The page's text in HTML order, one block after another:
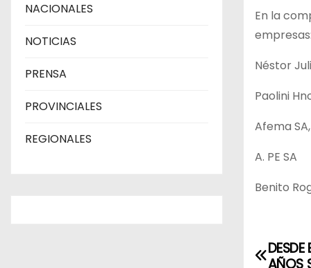
NACIONALES
NOTICIAS
PRENSA
PROVINCIALES
REGIONALES
En la
empresas:
Néstor
Paolini
Afema SA,
A. PE SA
Benito
NAÑOS